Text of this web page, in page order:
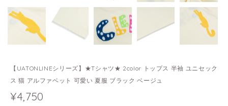
【UATONLINEシリーズ】★Tシャツ★ 2color トップス 半袖 ユニセック
ス 猫 アルファベット 可愛い 夏服 ブラック ベージュ
¥4,750